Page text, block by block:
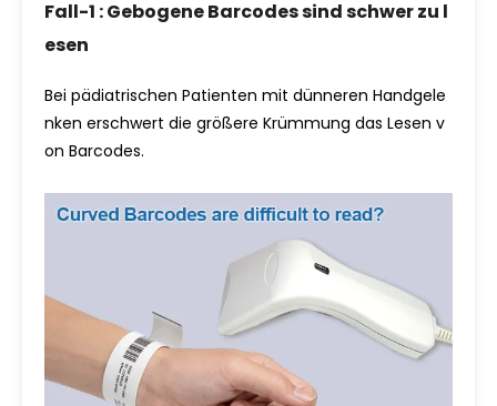
Fall-1 : Gebogene Barcodes sind schwer zu l
esen
Bei pädiatrischen Patienten mit dünneren Handgele
nken erschwert die größere Krümmung das Lesen v
on Barcodes.